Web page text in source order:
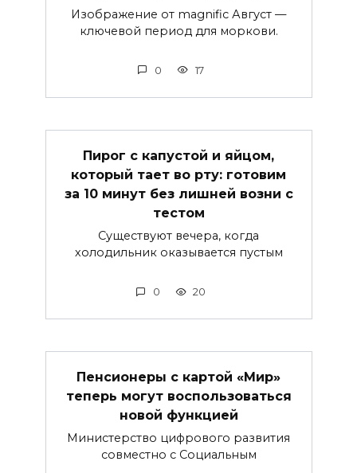
Изображение от magnific Август —
ключевой период для моркови.
0 17
Пирог с капустой и яйцом,
который тает во рту: готовим
за 10 минут без лишней возни с
тестом
Существуют вечера, когда
холодильник оказывается пустым
0 20
Пенсионеры с картой «Мир»
теперь могут воспользоваться
новой функцией
Министерство цифрового развития
совместно с Социальным